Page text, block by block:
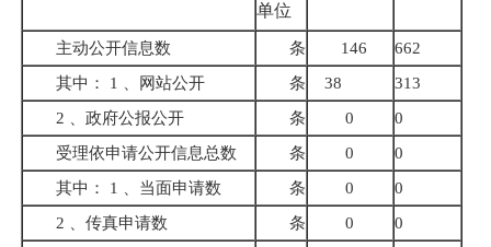
单位
主动公开信息数 条 146
662
其中： 1 、网站公开
条 38
313
2 、政府公报公开
条 0
0
受理依申请公开信息总数
条 0
0
其中： 1 、当面申请数
条 0
0
2 、传真申请数
条 0
0